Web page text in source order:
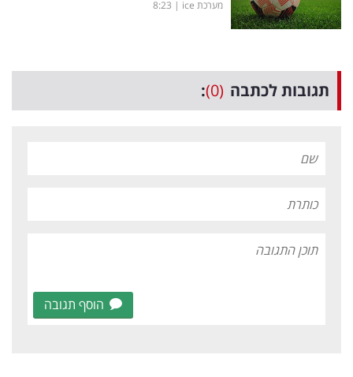
מערכת ice |
8:23
תגובות לכתבה (0)
:
הוסף תגובה